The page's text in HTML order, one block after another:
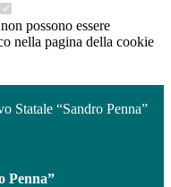
possono essere
nella pagina della cookie
Statale “Sandro Penna”
Penna”